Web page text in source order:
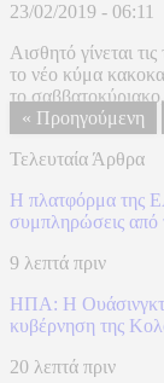
23/02/2019 - 06:11
Αισθητό γίνεται
το νέο κύμα
το
« Προηγούμενη
Τελευταία Άρθρα
Η πλατφόρμα της
συμπληρώσεις από
9 λεπτά πριν
ΗΠΑ: H
κυβέρνηση της
20 λεπτά πριν